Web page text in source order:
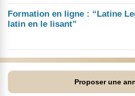
Formation en ligne : “Latine
latin en le lisant”
Proposer une